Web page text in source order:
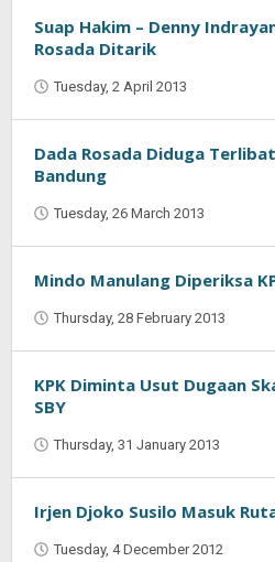
Suap Hakim – Denny
Rosada Ditarik
Tuesday, 2 April 2013
Dada Rosada Diduga
Bandung
Tuesday, 26 March 2013
Mindo Manulang Diperiksa
Thursday, 28 February 2013
KPK Diminta Usut Dugaan
SBY
Thursday, 31 January 2013
Irjen Djoko Susilo Masuk
Tuesday, 4 December 2012